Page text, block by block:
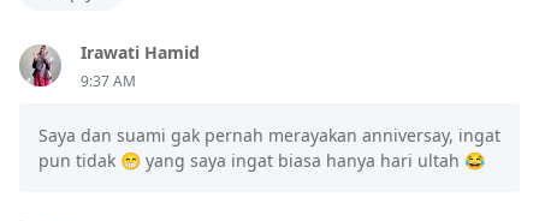
Irawati Hamid
9:37 AM
Saya dan suami gak pernah merayakan anniversay, ingat
pun tidak 😁 yang saya ingat biasa hanya hari ultah 😂